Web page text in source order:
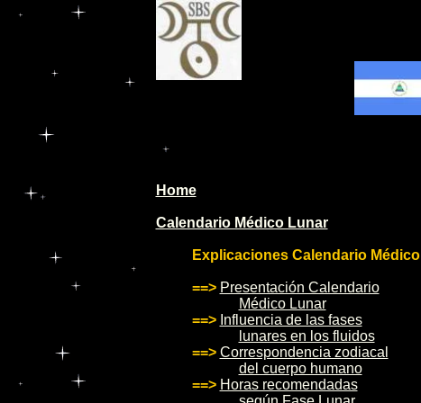
Home
Calendario Médico Lunar
Explicaciones Calendario Médico
==> Presentación Calendario
Médico Lunar
==> Influencia de las fases
lunares en los fluidos
==> Correspondencia zodiacal
del cuerpo humano
==> Horas recomendadas